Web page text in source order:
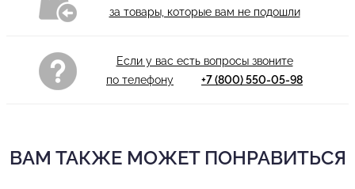
за товары, которые вам не подошли
Если у вас есть вопросы звоните
по телефону
+7 (800) 550-05-98
ВАМ ТАКЖЕ МОЖЕТ ПОНРАВИТЬСЯ